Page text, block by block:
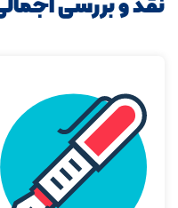
نقد و بررسی